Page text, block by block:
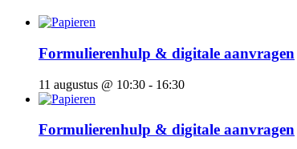
Formulierenhulp & digitale aanvragen
11 augustus @ 10:30 - 16:30
Formulierenhulp & digitale aanvragen